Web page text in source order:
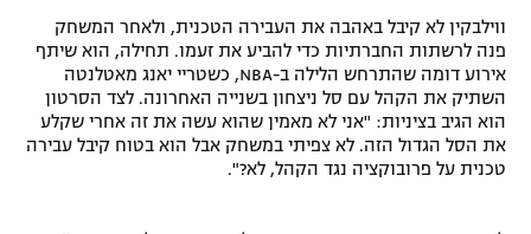
מדיניות פרטיות
תקנון פעילות ספורט 1
רשיון להקרנה פומבית לבית עסק
גיימינג E-Sports
ווילבקין לא קיבל באהבה את העבירה הטכנית, ולאחר המשחק
פנה לרשתות החברתיות כדי להביע את זעמו. תחילה, הוא שיתף
אירוע דומה שהתרחש הלילה ב-NBA, כשטריי יאנג מאטלנטה
השתיק את הקהל עם סל ניצחון בשנייה האחרונה. לצד הסרטון
הוא הגיב בציניות: "אני לא מאמין שהוא עשה את זה אחרי שקלע
את הסל הגדול הזה. לא צפיתי במשחק אבל הוא בטוח קיבל עבירה
טכנית על פרובוקציה נגד הקהל, לא?".